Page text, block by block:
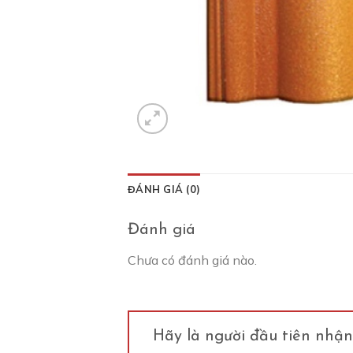
ĐÁNH GIÁ (0)
Đánh giá
Chưa có đánh giá nào.
Hãy là người đầu tiên nhận